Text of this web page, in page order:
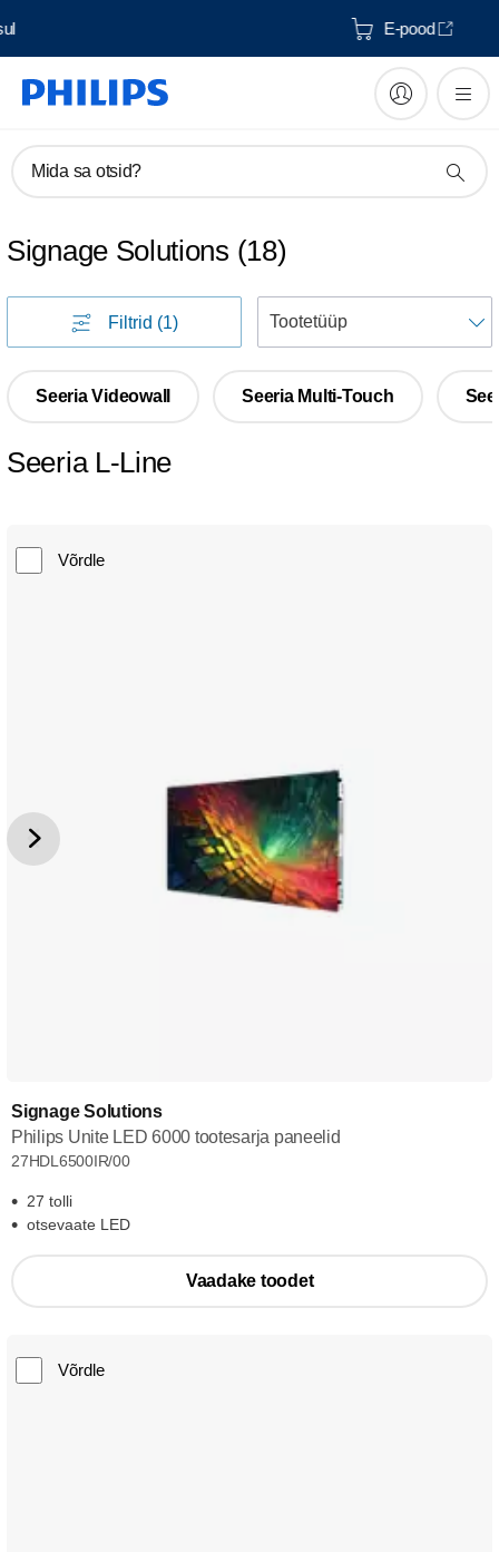
Tarne 3-4 tööpäeva jooksul
Mida sa otsid?
Signage Solutions (18)
Filtrid (1)
Seeria Videowall Seeria Multi-Touch
Seeria L-Line
Võrdle
Signage Solutions
Philips Unite LED 6000 tootesarja paneelid
27HDL6500IR/00
27 tolli
otsevaate LED
Vaadake toodet
Võrdle